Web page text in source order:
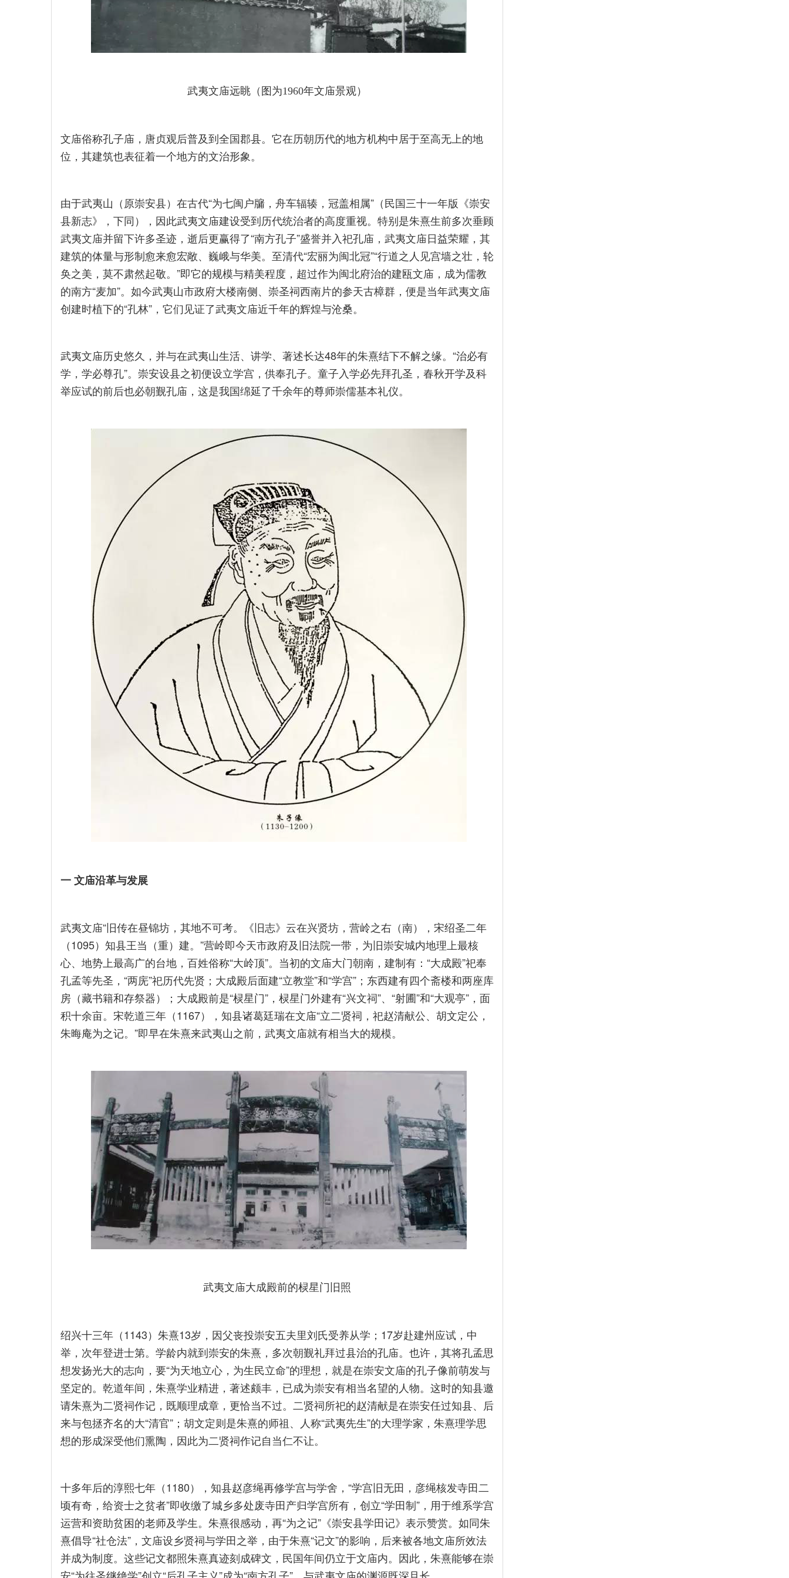
武夷文庙远眺（图为1960年文庙景观）
文庙俗称孔子庙，唐贞观后普及到全国郡县。它在历朝历代的地方机构中居于至高无上的地
位，其建筑也表征着一个地方的文治形象。
由于武夷山（原崇安县）在古代“为七闽户牖，舟车辐辏，冠盖相属”（民国三十一年版《崇安
县新志》，下同），因此武夷文庙建设受到历代统治者的高度重视。特别是朱熹生前多次垂顾
武夷文庙并留下许多圣迹，逝后更赢得了“南方孔子”盛誉并入祀孔庙，武夷文庙日益荣耀，其
建筑的体量与形制愈来愈宏敞、巍峨与华美。至清代“宏丽为闽北冠”“行道之人见宫墙之壮，轮
奂之美，莫不肃然起敬。”即它的规模与精美程度，超过作为闽北府治的建瓯文庙，成为儒教
的南方“麦加”。如今武夷山市政府大楼南侧、崇圣祠西南片的参天古樟群，便是当年武夷文庙
创建时植下的“孔林”，它们见证了武夷文庙近千年的辉煌与沧桑。
武夷文庙历史悠久，并与在武夷山生活、讲学、著述长达48年的朱熹结下不解之缘。“治必有
学，学必尊孔”。崇安设县之初便设立学宫，供奉孔子。童子入学必先拜孔圣，春秋开学及科
举应试的前后也必朝觐孔庙，这是我国绵延了千余年的尊师崇儒基本礼仪。
一 文庙沿革与发展
武夷文庙“旧传在昼锦坊，其地不可考。《旧志》云在兴贤坊，营岭之右（南），宋绍圣二年
（1095）知县王当（重）建。”营岭即今天市政府及旧法院一带，为旧崇安城内地理上最核
心、地势上最高广的台地，百姓俗称“大岭顶”。当初的文庙大门朝南，建制有：“大成殿”祀奉
孔孟等先圣，“两庑”祀历代先贤；大成殿后面建“立教堂”和“学宫”；东西建有四个斋楼和两座库
房（藏书籍和存祭器）；大成殿前是“棂星门”，棂星门外建有“兴文祠”、“射圃”和“大观亭”，面
积十余亩。宋乾道三年（1167），知县诸葛廷瑞在文庙“立二贤祠，祀赵清献公、胡文定公，
朱晦庵为之记。”即早在朱熹来武夷山之前，武夷文庙就有相当大的规模。
武夷文庙大成殿前的棂星门旧照
绍兴十三年（1143）朱熹13岁，因父丧投崇安五夫里刘氏受养从学；17岁赴建州应试，中
举，次年登进士第。学龄内就到崇安的朱熹，多次朝觐礼拜过县治的孔庙。也许，其将孔孟思
想发扬光大的志向，要“为天地立心，为生民立命”的理想，就是在崇安文庙的孔子像前萌发与
坚定的。乾道年间，朱熹学业精进，著述颇丰，已成为崇安有相当名望的人物。这时的知县邀
请朱熹为二贤祠作记，既顺理成章，更恰当不过。二贤祠所祀的赵清献是在崇安任过知县、后
来与包拯齐名的大“清官”；胡文定则是朱熹的师祖、人称“武夷先生”的大理学家，朱熹理学思
想的形成深受他们熏陶，因此为二贤祠作记自当仁不让。
十多年后的淳熙七年（1180），知县赵彦绳再修学宫与学舍，“学宫旧无田，彦绳核发寺田二
顷有奇，给资士之贫者”即收缴了城乡多处废寺田产归学宫所有，创立“学田制”，用于维系学宫
运营和资助贫困的老师及学生。朱熹很感动，再“为之记”《崇安县学田记》表示赞赏。如同朱
熹倡导“社仓法”，文庙设乡贤祠与学田之举，由于朱熹“记文”的影响，后来被各地文庙所效法
并成为制度。这些记文都照朱熹真迹刻成碑文，民国年间仍立于文庙内。因此，朱熹能够在崇